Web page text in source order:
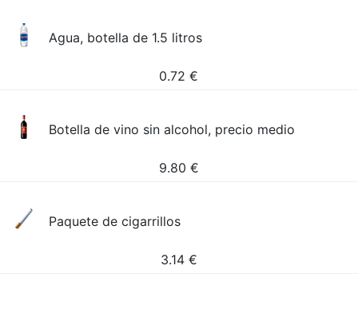
Agua, botella de 1.5 litros
0.72 €
Botella de vino sin alcohol, precio medio
9.80 €
Paquete de cigarrillos
3.14 €